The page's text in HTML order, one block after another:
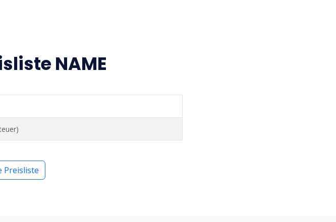
NAME
Preisliste